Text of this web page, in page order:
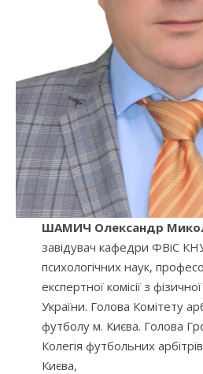
ШАМИЧ Олександр
завідувач кафедри ФВіС
психологічних наук,
експертної комісії з
України. Голова Комітету
футболу м. Києва. Голова
Колегія футбольних
Києва,